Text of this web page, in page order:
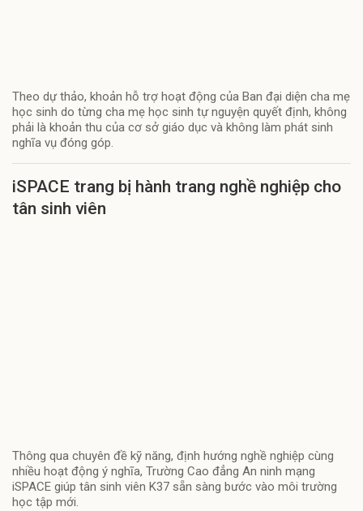
Theo dự thảo, khoản hỗ trợ hoạt động của Ban đại diện cha mẹ
học sinh do từng cha mẹ học sinh tự nguyện quyết định, không
phải là khoản thu của cơ sở giáo dục và không làm phát sinh
nghĩa vụ đóng góp.
iSPACE trang bị hành trang nghề nghiệp cho
tân sinh viên
Thông qua chuyên đề kỹ năng, định hướng nghề nghiệp cùng
nhiều hoạt động ý nghĩa, Trường Cao đẳng An ninh mạng
iSPACE giúp tân sinh viên K37 sẵn sàng bước vào môi trường
học tập mới.